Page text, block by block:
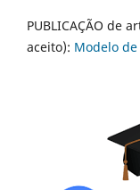
PUBLICAÇÃO de
aceito): Modelo